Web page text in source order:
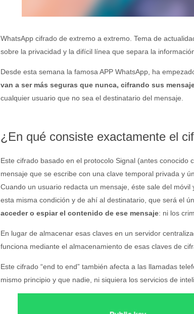
WhatsApp cifrado de extremo a extremo. Tema de
sobre la privacidad y la difícil línea que separa la
Desde esta semana la famosa APP WhatsApp, ha
van a ser más seguras que nunca, cifrando sus
cualquier usuario que no sea el destinatario del mensaje.
¿En qué consiste exactamente el
Este cifrado basado en el protocolo Signal (antes conocido
mensaje que se escribe con una clave temporal privada y
Cuando un usuario redacta un mensaje, éste sale del
esta misma condición y de ahí al destinatario, que será el
acceder o espiar el contenido de ese mensaje: ni los
En lugar de almacenar esas claves en un servidor
funciona mediante el almacenamiento de esas claves de
Este cifrado “end to end” también afecta a las llamadas
mismo principio y que nadie, ni siquiera los servicios de